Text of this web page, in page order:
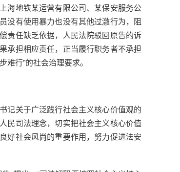
海地铁某运营有限公司、某保安服务公
没有使用暴力也没有其他过激行为，阻
责任缺乏依据，人民法院驳回原告的诉
承担相应责任，正当履行职务者不承担
行”的社会治理要求。
记关于广泛践行社会主义核心价值观的
民司法理念，切实把社会主义核心价值
好社会风尚的重要作用，努力促进法安